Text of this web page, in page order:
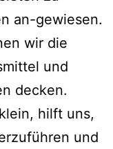
an-gewiesen.
wir die
und
decken.
hilft uns,
und